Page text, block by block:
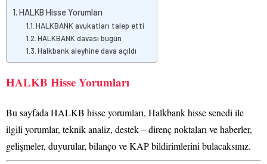
HALKB Hisse Yorumları
HALKBANK avukatları talep etti
HALKBANK davası bugün
Halkbank aleyhine dava açıldı
HALKB Hisse Yorumları
Bu sayfada HALKB hisse yorumları, Halkbank hisse senedi ile
ilgili yorumlar, teknik analiz, destek – direnç noktaları ve haberler,
gelişmeler, duyurular, bilanço ve KAP bildirimlerini bulacaksınız.